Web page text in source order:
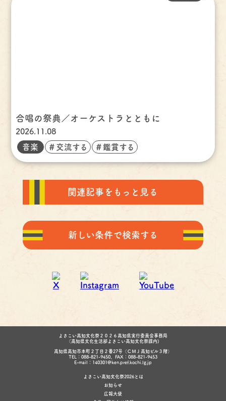
合唱の祭典／オーケストラとともに
2026.11.08
音楽 ＃交流する ＃鑑賞する
関連記事をもっと見る
新しい条件で検索する
よさこい高知文化祭２０２６高知県実行委員会事務局
（高知県文化生活部よさこい高知文化祭課内)
高知県高知市本町２丁目２番27号（ＣＭＪ高知ビル３階）
TEL：088-821-9450、FAX：088-821-9453
E-mail：140301@ken.pref.kochi.lg.jp
よさこい高知文化祭2026とは
お知らせ
広報大使